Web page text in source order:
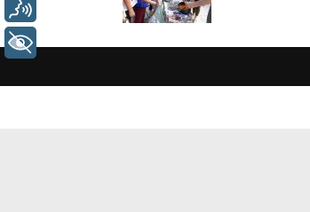
+ Acessibilidade